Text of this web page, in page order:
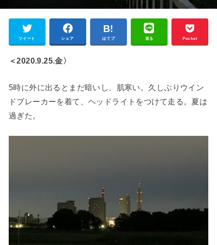
ツイート シェア はてブ 送る Pocket
＜2020.9.25.金〉
5時に外に出るとまだ暗いし、肌寒い。久しぶりウイン
ドブレーカーを着て、ヘッドライトをつけて走る。夏は
過ぎた。